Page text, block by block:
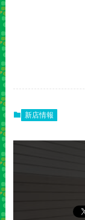
新店情報